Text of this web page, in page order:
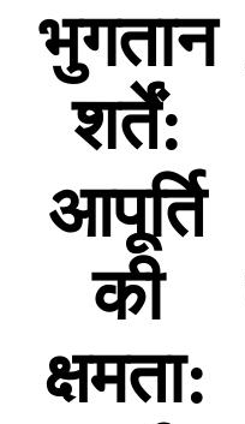
भुगतान
शर्तें:
आपूर्ति
की
क्षमता: